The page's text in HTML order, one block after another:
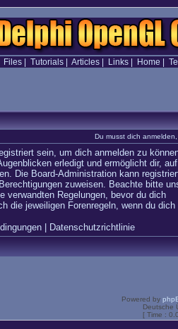
Files| Tutorials| Articles| Links| Home
Du musst dich
sein, um dich anmelden zu
erledigt und ermöglicht dir, auf
Die Board-Administration kann
zuweisen. Beachte bitte
verwandten Regelungen, bevor du dich
die jeweiligen Forenregeln, wenn du dich
| Datenschutzrichtlinie
Powered by
Deutsche
[ Time :